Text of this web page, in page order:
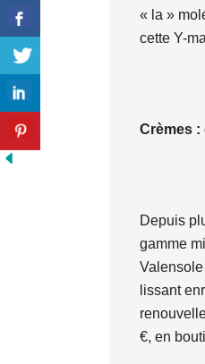
« la »
cette Y-
Crèmes
Depuis
gamme
lissant
€, en